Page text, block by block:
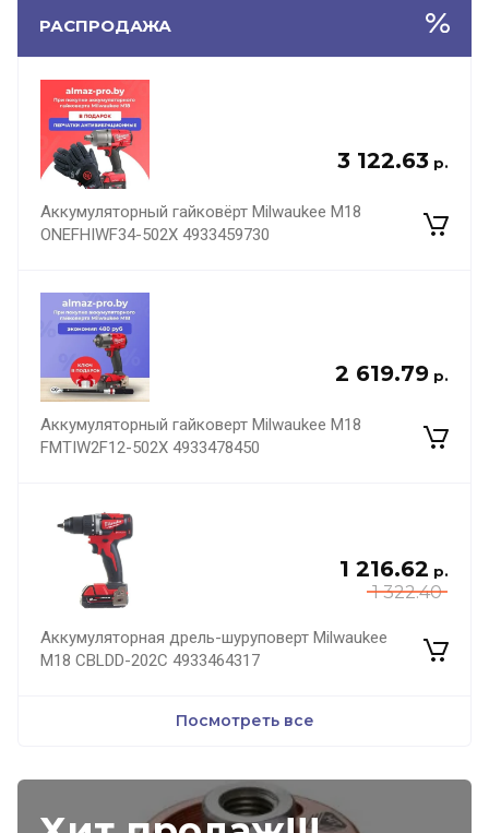
РАСПРОДАЖА
3 122.63 р.
Аккумуляторный гайковёрт Milwaukee M18
ONEFHIWF34-502X 4933459730
2 619.79 р.
Аккумуляторный гайковерт Milwaukee M18
FMTIW2F12-502X 4933478450
1 322.40
1 216.62 р.
Аккумуляторная дрель-шуруповерт Milwaukee
M18 CBLDD-202C 4933464317
Посмотреть все